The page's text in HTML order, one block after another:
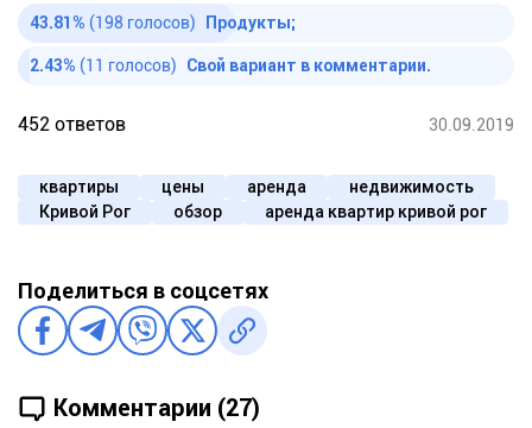
43.81% (198 голосов) Продукты;
2.43% (11 голосов) Свой вариант в комментарии.
452 ответов 30.09.2019
квартиры цены аренда
недвижимость
Кривой Рог
обзор аренда квартир кривой рог
Поделиться в соцсетях
Комментарии (27)